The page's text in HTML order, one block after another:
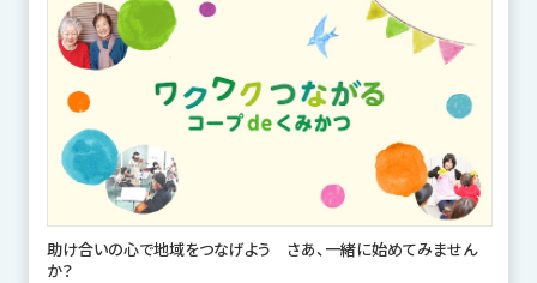
助け合いの心で地域をつなげよう さあ、一緒に始めてみません
か？